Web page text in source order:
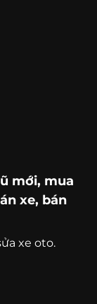
mới, mua
xe, bán
xe oto.